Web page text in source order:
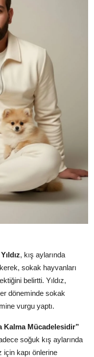
, kış aylarında
sokak hayvanları
belirtti. Yıldız,
döneminde sokak
vurgu yaptı.
Kalma Mücadelesidir”
soğuk kış aylarında
için kapı önlerine